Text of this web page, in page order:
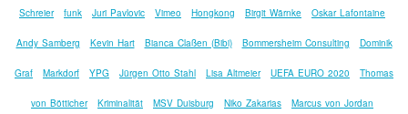
Schreier funk Juri Pavlovic Vimeo Hongkong Birgit Wärnke Oskar Lafontaine
Andy Samberg Kevin Hart Bianca Claßen (Bibi) Bommersheim Consulting Dominik
Graf Markdorf YPG Jürgen Otto Stahl Lisa Altmeier UEFA EURO 2020 Thomas
von Bötticher Kriminalität MSV Duisburg Niko Zakarias Marcus von Jordan